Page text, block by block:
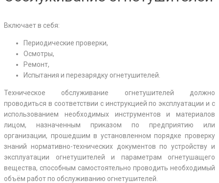
Включает в себя:
Периодические проверки,
Осмотры,
Ремонт,
Испытания и перезарядку огнетушителей.
Техническое обслуживание огнетушителей должно
проводиться в соответствии с инструкцией по эксплуатации и с
использованием необходимых инструментов и материалов
лицом, назначенным приказом по предприятию или
организации, прошедшим в установленном порядке проверку
знаний нормативно-технических документов по устройству и
эксплуатации огнетушителей и параметрам огнетушащего
вещества, способным самостоятельно проводить необходимый
объём работ по обслуживанию огнетушителей.